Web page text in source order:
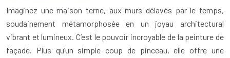
Imaginez une maison terne, aux murs délavés par le temps,
soudainement métamorphosée en un joyau architectural
vibrant et lumineux. C’est le pouvoir incroyable de la peinture de
façade. Plus qu’un simple coup de pinceau, elle offre une